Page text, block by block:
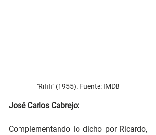
"Rififi" (1955). Fuente: IMDB
José Carlos Cabrejo:
Complementando lo dicho por Ricardo,